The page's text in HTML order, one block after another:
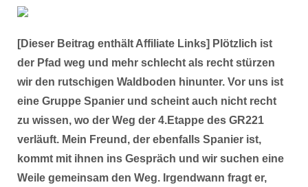
[Dieser Beitrag enthält Affiliate Links] Plötzlich ist
der Pfad weg und mehr schlecht als recht stürzen
wir den rutschigen Waldboden hinunter. Vor uns ist
eine Gruppe Spanier und scheint auch nicht recht
zu wissen, wo der Weg der 4.Etappe des GR221
verläuft. Mein Freund, der ebenfalls Spanier ist,
kommt mit ihnen ins Gespräch und wir suchen eine
Weile gemeinsam den Weg. Irgendwann fragt er,